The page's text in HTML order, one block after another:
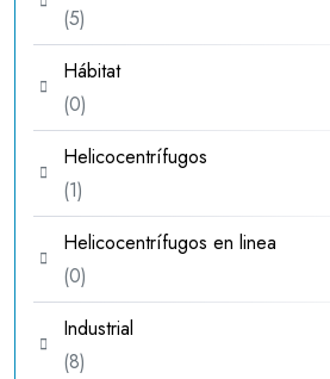
55
productos
Hábitat
00
productos
Helicocentrífugos
11
producto
Helicocentrífugos en linea
00
productos
Industrial
88